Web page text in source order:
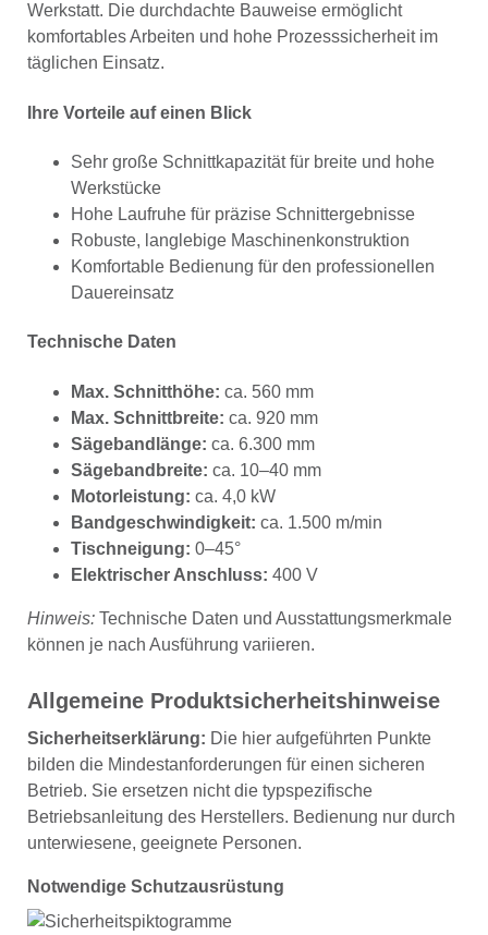
Werkstatt. Die durchdachte Bauweise ermöglicht
komfortables Arbeiten und hohe Prozesssicherheit im
täglichen Einsatz.
Ihre Vorteile auf einen Blick
Sehr große Schnittkapazität für breite und hohe
Werkstücke
Hohe Laufruhe für präzise Schnittergebnisse
Robuste, langlebige Maschinenkonstruktion
Komfortable Bedienung für den professionellen
Dauereinsatz
Technische Daten
Max. Schnitthöhe: ca. 560 mm
Max. Schnittbreite: ca. 920 mm
Sägebandlänge: ca. 6.300 mm
Sägebandbreite: ca. 10–40 mm
Motorleistung: ca. 4,0 kW
Bandgeschwindigkeit: ca. 1.500 m/min
Tischneigung: 0–45°
Elektrischer Anschluss: 400 V
Hinweis: Technische Daten und Ausstattungsmerkmale
können je nach Ausführung variieren.
Allgemeine Produktsicherheitshinweise
Sicherheitserklärung: Die hier aufgeführten Punkte
bilden die Mindestanforderungen für einen sicheren
Betrieb. Sie ersetzen nicht die typspezifische
Betriebsanleitung des Herstellers. Bedienung nur durch
unterwiesene, geeignete Personen.
Notwendige Schutzausrüstung